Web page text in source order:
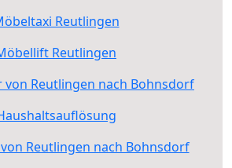
Reutlingen
Reutlingen
von Reutlingen nach Bohnsdorf
Reutlingen nach Bohnsdorf